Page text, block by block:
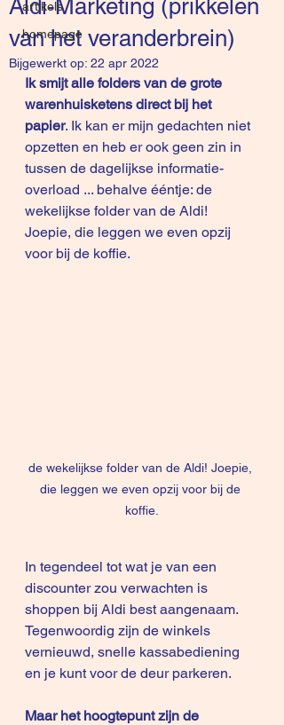
artikels
homepage
Aldi-Marketing (prikkelen
van het veranderbrein)
Bijgewerkt op: 22 apr 2022
Ik smijt alle folders van de grote
warenhuisketens direct bij het
papier. Ik kan er mijn gedachten niet
opzetten en heb er ook geen zin in
tussen de dagelijkse informatie-
overload ... behalve ééntje: de
wekelijkse folder van de Aldi!
Joepie, die leggen we even opzij
voor bij de koffie.
de wekelijkse folder van de Aldi! Joepie,
die leggen we even opzij voor bij de
koffie.
In tegendeel tot wat je van een
discounter zou verwachten is
shoppen bij Aldi best aangenaam.
Tegenwoordig zijn de winkels
vernieuwd, snelle kassabediening
en je kunt voor de deur parkeren.
Maar het hoogtepunt zijn de